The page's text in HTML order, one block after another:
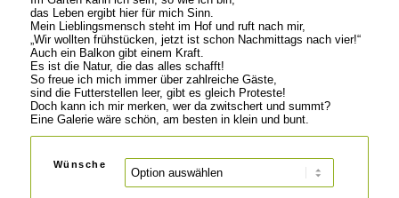
das Leben ergibt hier für mich Sinn.
Mein Lieblingsmensch steht im Hof und ruft nach mir,
„Wir wollten frühstücken, jetzt ist schon Nachmittags nach vier!“
Auch ein Balkon gibt einem Kraft.
Es ist die Natur, die das alles schafft!
So freue ich mich immer über zahlreiche Gäste,
sind die Futterstellen leer, gibt es gleich Proteste!
Doch kann ich mir merken, wer da zwitschert und summt?
Eine Galerie wäre schön, am besten in klein und bunt.
Wünsche